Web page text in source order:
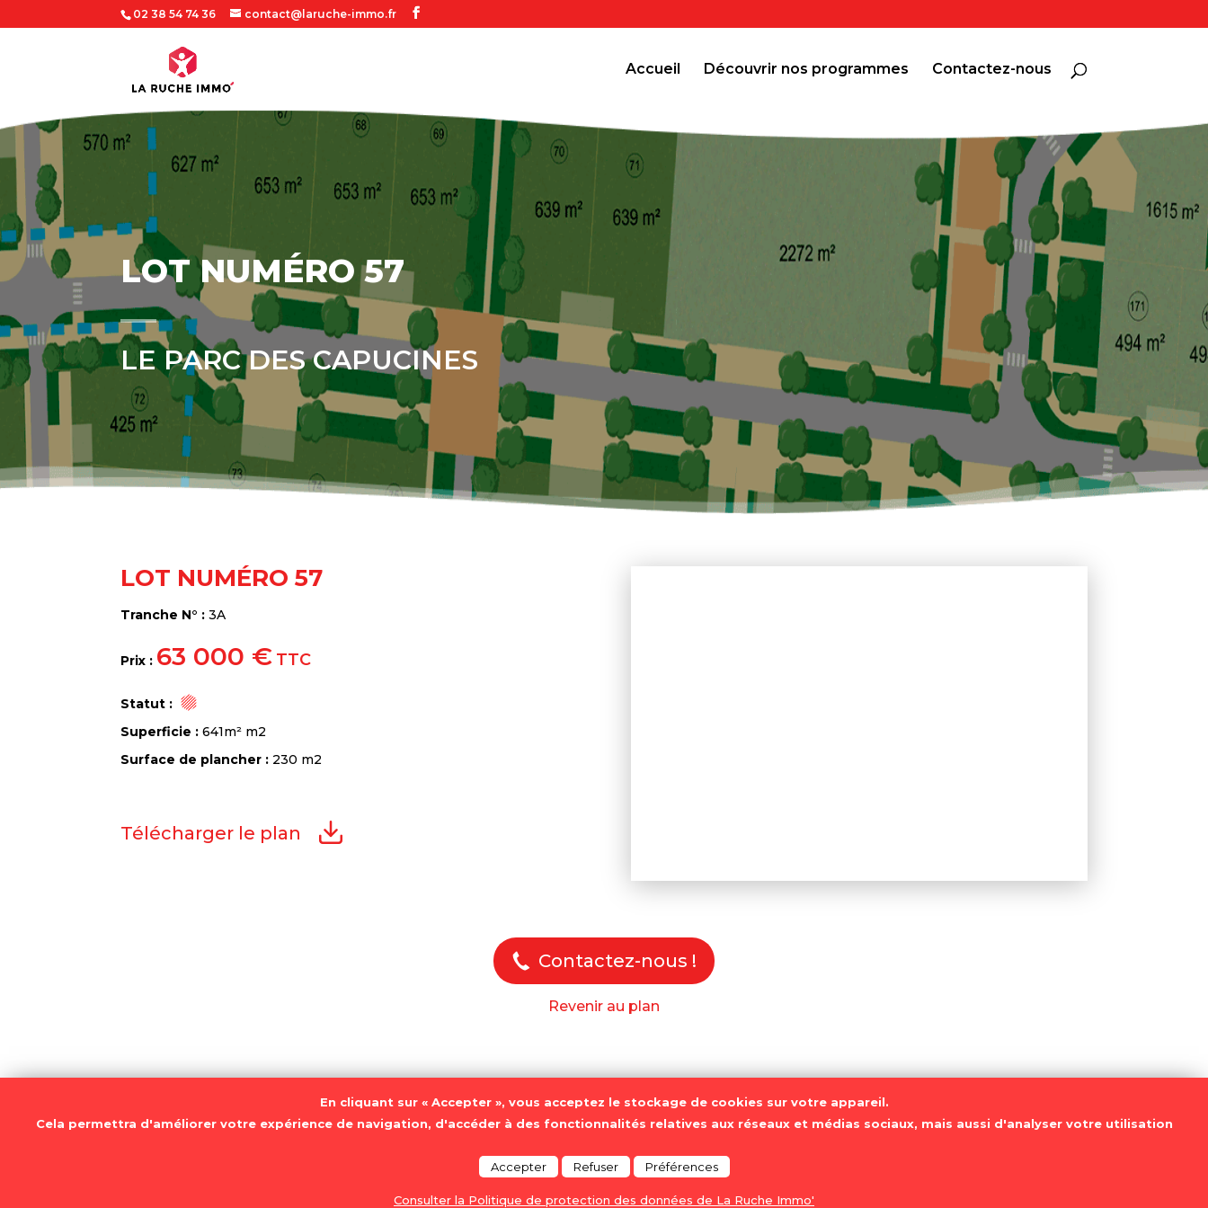
02 38 54 74 36 contact@laruche-immo.fr
Accueil Découvrir nos programmes Contactez-nous
LOT NUMÉRO 57
LE PARC DES CAPUCINES
LOT NUMÉRO 57
Tranche N° :3A
Prix : 63 000 € TTC
Statut :
Superficie :641m² m2
Surface de plancher : 230 m2
Télécharger le plan
Contactez-nous !
Revenir au plan
Conditions générales d’utilisation Mentions légales Politique cookies
Politique de protection des données personnelles
LA RUCHE IMMO' ı 103 Rue Bannier ı 45 000 ORLÉANS ı 02 38 54 74 36
En cliquant sur « Accepter », vous acceptez le stockage de cookies sur votre appareil.
Cela permettra d'améliorer votre expérience de navigation, d'accéder à des fonctionnalités relatives aux réseaux et médias sociaux, mais aussi d'analyser votre utilisation
Accepter Refuser Préférences
Consulter la Politique de protection des données de La Ruche Immo'